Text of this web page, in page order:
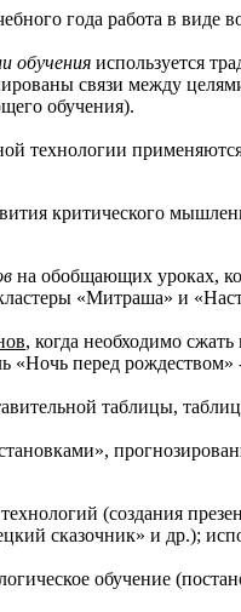
года работа в виде
обучения используется
связи между
обучения).
технологии
критического
на обобщающих уроках,
«Митраша» и
, когда необходимо
«Ночь перед
таблицы,
(создания
сказочник» и др.);
обучение